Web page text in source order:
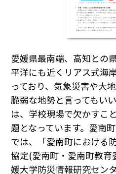
愛媛県最南端、高知との
平洋にも近くリアス式海
っており、気象災害や大
脆弱な地勢と言ってもい
は、学校現場で欠かすこ
題となっています。愛南
では、「愛南町における
協定(愛南町・愛南町教
媛大学防災情報研究セン